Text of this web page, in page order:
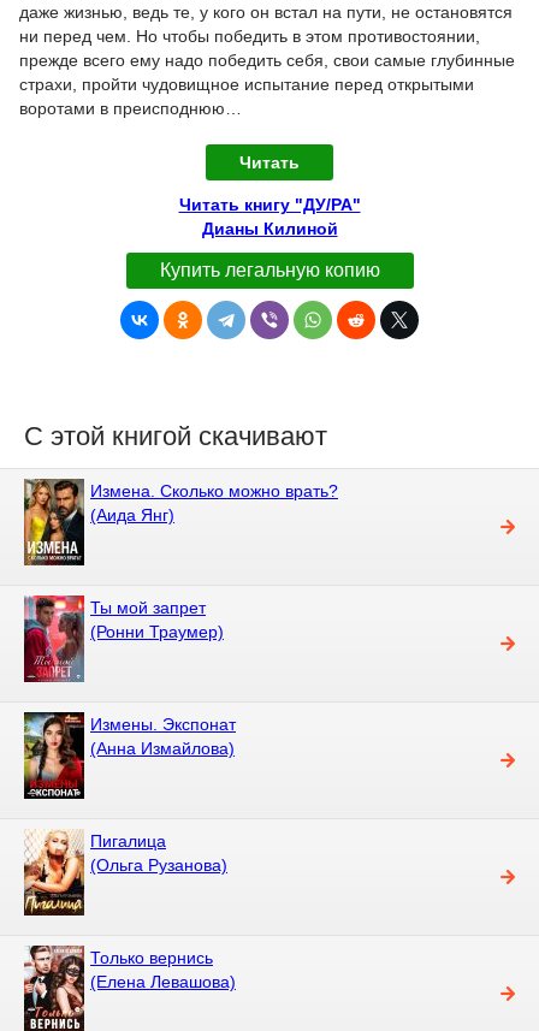
даже жизнью, ведь те, у кого он встал на пути, не остановятся
ни перед чем. Но чтобы победить в этом противостоянии,
прежде всего ему надо победить себя, свои самые глубинные
страхи, пройти чудовищное испытание перед открытыми
воротами в преисподнюю…
Читать
Читать книгу "ДУ/РА"
Дианы Килиной
Купить легальную копию
С этой книгой скачивают
Измена. Сколько можно врать?
(Аида Янг)
Ты мой запрет
(Ронни Траумер)
Измены. Экспонат
(Анна Измайлова)
Пигалица
(Ольга Рузанова)
Только вернись
(Елена Левашова)